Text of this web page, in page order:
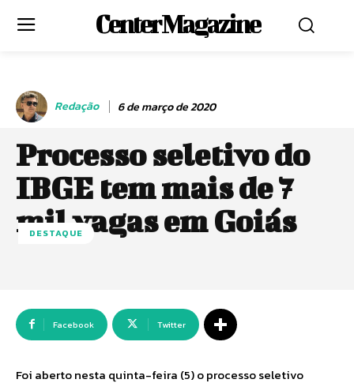
Center Magazine
Redação 6 de março de 2020
Processo seletivo do
IBGE tem mais de 7
mil vagas em Goiás
DESTAQUE
Facebook Twitter
Foi aberto nesta quinta-feira (5) o processo seletivo